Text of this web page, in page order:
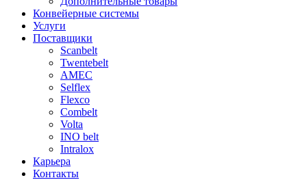
Конвейерные системы
Услуги
Поставщики
Scanbelt
Twentebelt
АMEC
Selflex
Flexco
Combelt
Volta
INO belt
Intralox
Карьера
Контакты